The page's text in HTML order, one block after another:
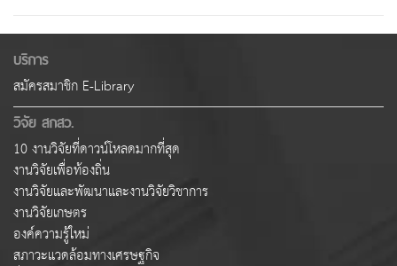
บริการ
สมัครสมาชิก E-Library
วิจัย สกสว.
10 งานวิจัยที่ดาวน์โหลดมากที่สุด
งานวิจัยเพื่อท้องถิ่น
งานวิจัยและพัฒนาและงานวิจัยวิชาการ
งานวิจัยเกษตร
องค์ความรู้ใหม่
สภาวะแวดล้อมทางเศรษฐกิจ